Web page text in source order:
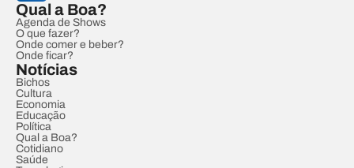
Qual a Boa?
Agenda de Shows
O que fazer?
Onde comer e beber?
Onde ficar?
Notícias
Bichos
Cultura
Economia
Educação
Política
Qual a Boa?
Cotidiano
Saúde